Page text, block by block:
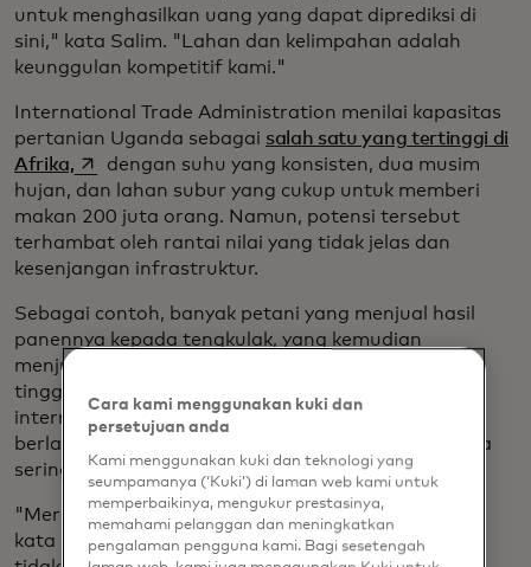
untuk menghasilkan uang yang dapat diprediksi di
sini," kata Salim. "Lahan dan kelimpahan adalah
keunggulan kompetitif kami."
International Trade Administration menilai kapasitas
pertanian Uganda sebagai salah satu yang tertinggi di
Afrika, opens in a new tab
dengan suhu yang konsisten, dua musim
hujan, dan lahan subur yang cukup untuk memberi
makan 200 juta orang. Namun, potensi tersebut
terhambat oleh rantai nilai yang tidak jelas dan
kesenjangan infrastruktur.
Sebagai contoh, banyak petani yang menjual hasil
panennya kepada tengkulak, yang kemudian
menjualnya kembali dengan harga yang jauh lebih
tinggi. Berjam-jam dari pasar dan tanpa layanan
internet, petani tidak dapat melacak harga yang
berlaku untuk hasil panen mereka, sehingga mereka
sering kali mendapatkan kesepakatan mentah.
"Mereka memberi Anda setengah dari nilai pasar,"
kata Salim. "Anda selalu membutuhkan uang, dan
Cara kami menggunakan kuki dan
persetujuan anda
Kami menggunakan kuki dan teknologi yang
seumpamanya (‘Kuki’) di laman web kami untuk
memperbaikinya, mengukur prestasinya,
memahami pelanggan dan meningkatkan
pengalaman pengguna kami. Bagi sesetengah